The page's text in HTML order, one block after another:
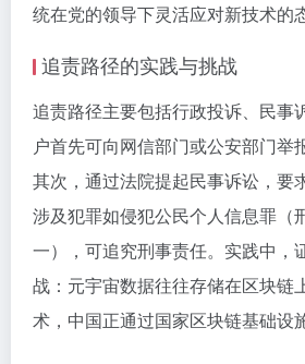
统在党的领导下灵活应对新技术的
追责路径的实践与挑战
追责路径主要包括行政投诉、民事
户首先可向网信部门或公安部门举
其次，通过法院提起民事诉讼，要
涉及犯罪如侵犯公民个人信息罪（
一），可追究刑事责任。实践中，
战：元宇宙数据往往存储在区块链
术，中国正通过国家区块链基础设